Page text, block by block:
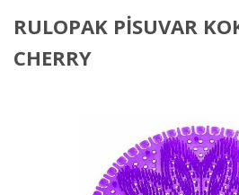
RULOPAK PİSUVAR
CHERRY